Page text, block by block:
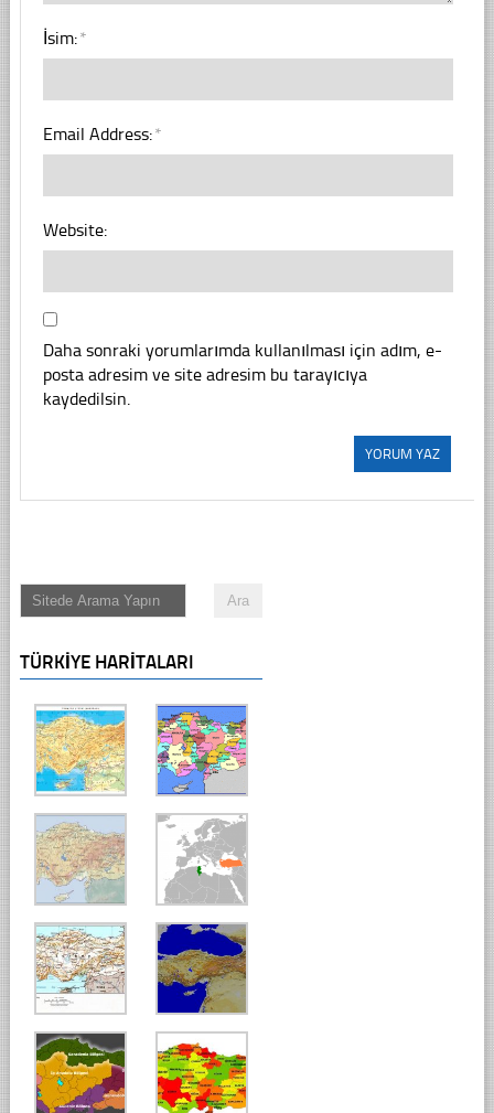
İsim:*
Email Address:*
Website:
Daha sonraki yorumlarımda kullanılması için adım, e-
posta adresim ve site adresim bu tarayıcıya
kaydedilsin.
TÜRKIYE HARITALARI